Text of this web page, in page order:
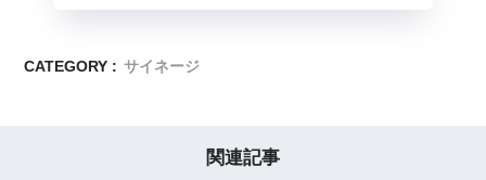
CATEGORY : サイネージ
関連記事